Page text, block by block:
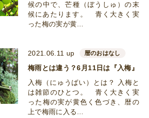
候の中で、芒種（ぼうしゅ）の末
候にあたります。 青く大きく実
った梅の実が黄…
2021.06.11 up 暦のおはなし
梅雨とは違う？6月11日は『入梅』
入梅（にゅうばい）とは？ 入梅と
は雑節のひとつ。 青く大きく実
った梅の実が黄色く色づき、暦の
上で梅雨に入る…